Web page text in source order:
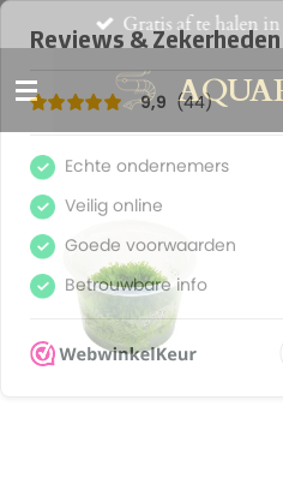
direct
naar
de
Gratis af te halen